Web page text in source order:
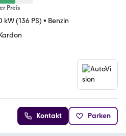
Preis
kW (136 PS) • Benzin
Kontakt Parken